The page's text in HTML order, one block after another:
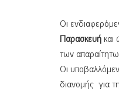
Οι
Παρασκευή
των
Οι
διανομής για